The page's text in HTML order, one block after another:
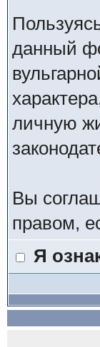
данный
личную
Вы
правом,
Я